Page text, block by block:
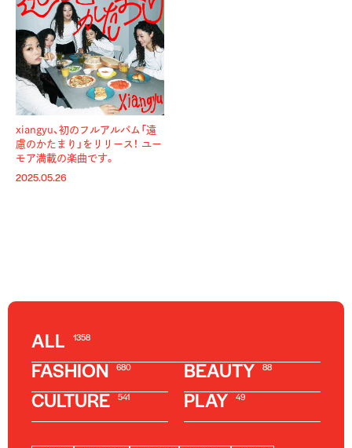
xiangyu、初のフルアルバム「遠
慮のかたまり」をリリース！ ユー
モア満載の楽曲です。
2025.05.26
ALL 1358
FASHION 680 BEAUTY 88
CULTURE 541 PLAY 49